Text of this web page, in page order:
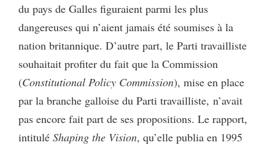
du pays de Galles figuraient parmi les plus
dangereuses qui n’aient jamais été soumises à la
nation britannique. D’autre part, le Parti travailliste
souhaitait profiter du fait que la Commission
(Constitutional Policy Commission), mise en place
par la branche galloise du Parti travailliste, n’avait
pas encore fait part de ses propositions. Le rapport,
intitulé Shaping the Vision, qu’elle publia en 1995